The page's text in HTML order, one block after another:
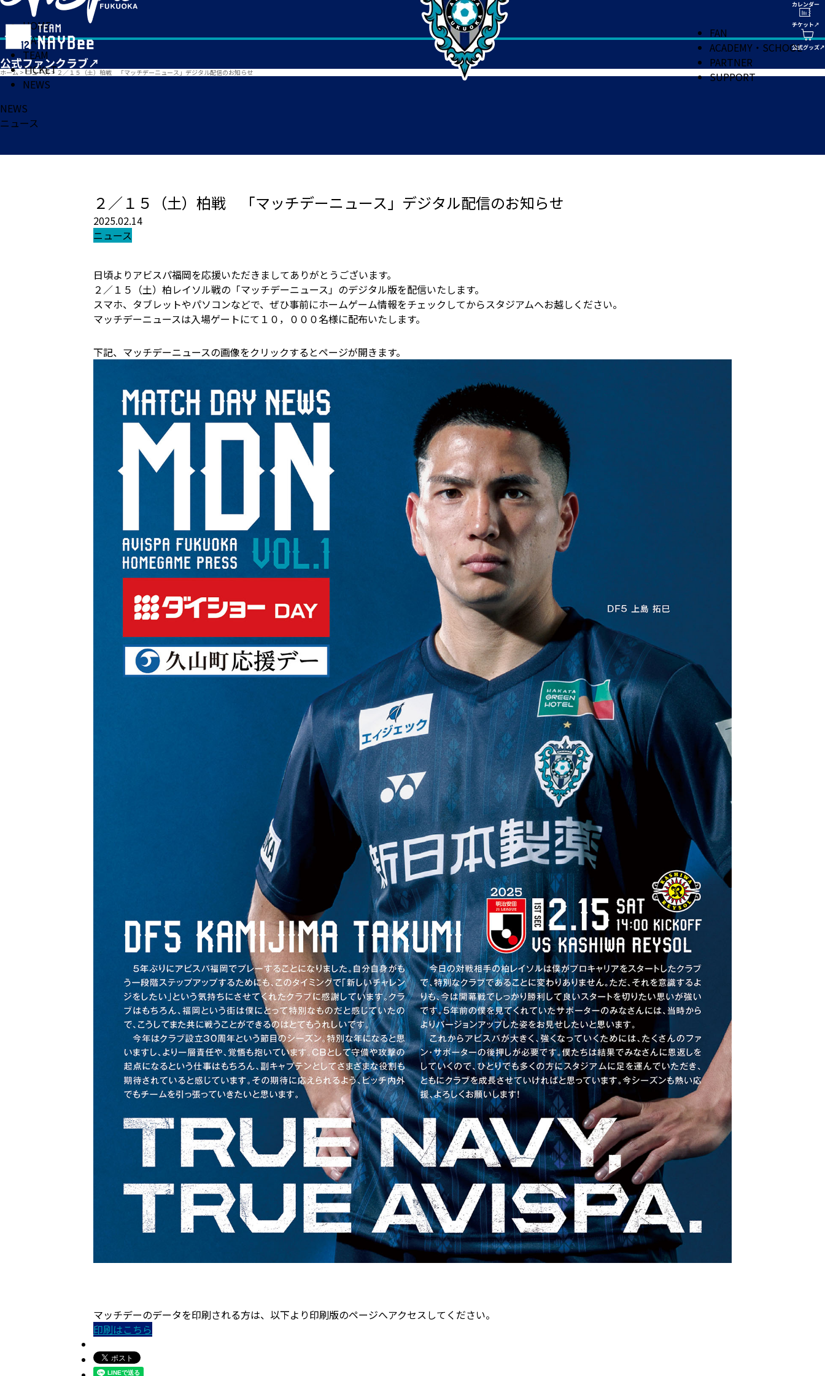
HOME
MATCH
TEAM
TICKET
NEWS
FAN
ACADEMY・SCHOOL
PARTNER
SUPPORT
ホーム > ニュース> ２／１５（土）柏戦 「マッチデーニュース」デジタル配信のお知らせ
NEWS
ニュース
２／１５（土）柏戦 「マッチデーニュース」デジタル配信のお知らせ
2025.02.14
ニュース
日頃よりアビスパ福岡を応援いただきましてありがとうございます。
２／１５（土）柏レイソル戦の「マッチデーニュース」のデジタル版を配信いたします。
スマホ、タブレットやパソコンなどで、ぜひ事前にホームゲーム情報をチェックしてからスタジアムへお越しください。
マッチデーニュースは入場ゲートにて１０，０００名様に配布いたします。
下記、マッチデーニュースの画像をクリックするとページが開きます。
マッチデーのデータを印刷される方は、以下より印刷版のページへアクセスしてください。
印刷はこちら